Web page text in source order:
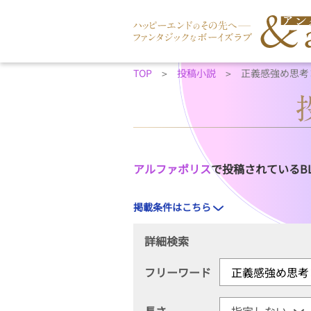
TOP 投稿小説 正義感強め思
アルファポリスで投稿されている
掲載条件はこちら
詳細検索
フリーワード